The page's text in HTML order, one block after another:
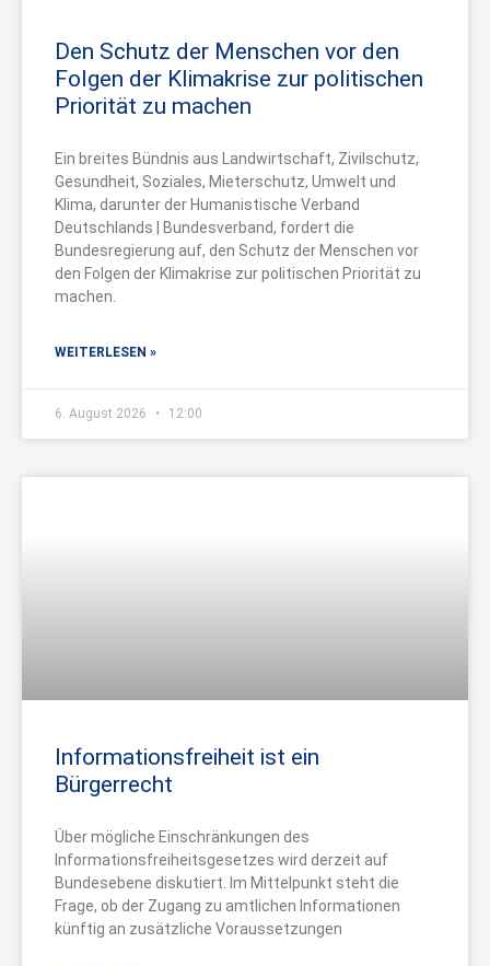
Den Schutz der Menschen vor den
Folgen der Klimakrise zur politischen
Priorität zu machen
Ein breites Bündnis aus Landwirtschaft, Zivilschutz,
Gesundheit, Soziales, Mieterschutz, Umwelt und
Klima, darunter der Humanistische Verband
Deutschlands | Bundesverband, fordert die
Bundesregierung auf, den Schutz der Menschen vor
den Folgen der Klimakrise zur politischen Priorität zu
machen.
WEITERLESEN »
6. August 2026 12:00
Informationsfreiheit ist ein
Bürgerrecht
Über mögliche Einschränkungen des
Informationsfreiheitsgesetzes wird derzeit auf
Bundesebene diskutiert. Im Mittelpunkt steht die
Frage, ob der Zugang zu amtlichen Informationen
künftig an zusätzliche Voraussetzungen